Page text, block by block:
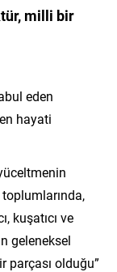
milli bir
eden
hayati
kuşatıcı ve
geleneksel
parçası olduğu”